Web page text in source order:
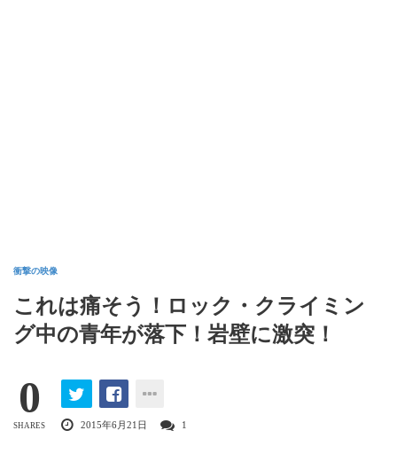
衝撃の映像
これは痛そう！ロック・クライミン
グ中の青年が落下！岩壁に激突！
0
SHARES 2015年6月21日 1